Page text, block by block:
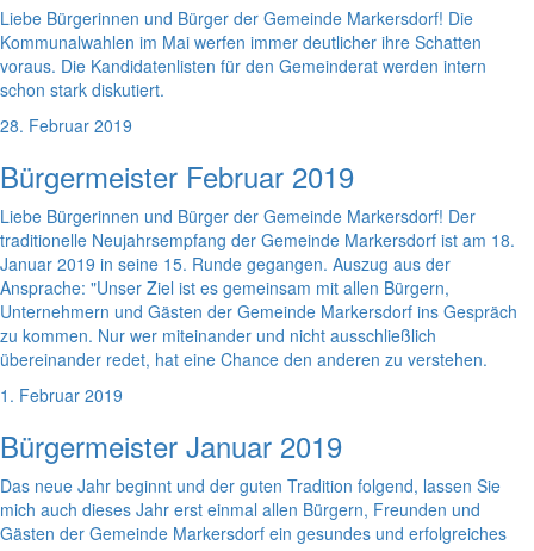
Liebe Bürgerinnen und Bürger der Gemeinde Markersdorf! Die
Kommunalwahlen im Mai werfen immer deutlicher ihre Schatten
voraus. Die Kandidatenlisten für den Gemeinderat werden intern
schon stark diskutiert.
28. Februar 2019
Bürgermeister Februar 2019
Liebe Bürgerinnen und Bürger der Gemeinde Markersdorf! Der
traditionelle Neujahrsempfang der Gemeinde Markersdorf ist am 18.
Januar 2019 in seine 15. Runde gegangen. Auszug aus der
Ansprache: "Unser Ziel ist es gemeinsam mit allen Bürgern,
Unternehmern und Gästen der Gemeinde Markersdorf ins Gespräch
zu kommen. Nur wer miteinander und nicht ausschließlich
übereinander redet, hat eine Chance den anderen zu verstehen.
1. Februar 2019
Bürgermeister Januar 2019
Das neue Jahr beginnt und der guten Tradition folgend, lassen Sie
mich auch dieses Jahr erst einmal allen Bürgern, Freunden und
Gästen der Gemeinde Markersdorf ein gesundes und erfolgreiches